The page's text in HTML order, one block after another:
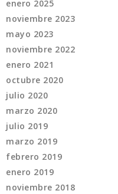
enero 2025
noviembre 2023
mayo 2023
noviembre 2022
enero 2021
octubre 2020
julio 2020
marzo 2020
julio 2019
marzo 2019
febrero 2019
enero 2019
noviembre 2018